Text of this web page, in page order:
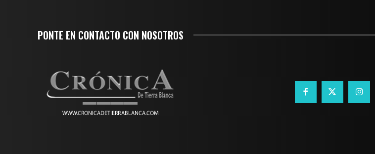
PONTE EN CONTACTO CON NOSOTROS